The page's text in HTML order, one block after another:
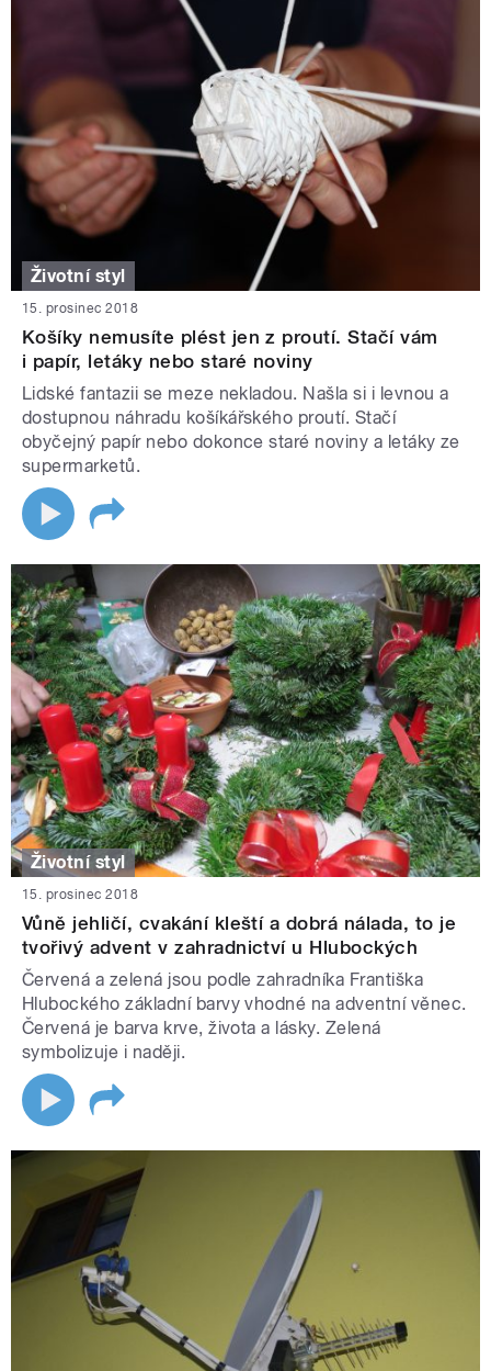
Životní styl
15. prosinec 2018
Košíky nemusíte plést jen z proutí. Stačí vám
i papír, letáky nebo staré noviny
Lidské fantazii se meze nekladou. Našla si i levnou a
dostupnou náhradu košíkářského proutí. Stačí
obyčejný papír nebo dokonce staré noviny a letáky ze
supermarketů.
Životní styl
15. prosinec 2018
Vůně jehličí, cvakání kleští a dobrá nálada, to je
tvořivý advent v zahradnictví u Hlubockých
Červená a zelená jsou podle zahradníka Františka
Hlubockého základní barvy vhodné na adventní věnec.
Červená je barva krve, života a lásky. Zelená
symbolizuje i naději.